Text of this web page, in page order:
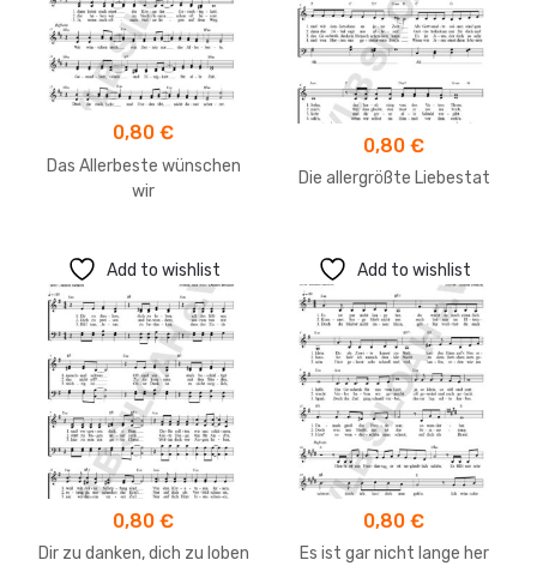
0,80 €
Das Allerbeste wünschen
wir
0,80 €
Die allergrößte Liebestat
Add to wishlist
0,80 €
Dir zu danken, dich zu loben
Add to wishlist
0,80 €
Es ist gar nicht lange her